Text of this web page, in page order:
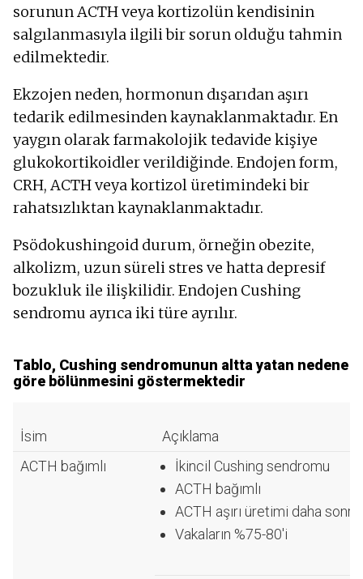
sorunun ACTH veya kortizolün kendisinin
salgılanmasıyla ilgili bir sorun olduğu tahmin
edilmektedir.
Ekzojen neden, hormonun dışarıdan aşırı
tedarik edilmesinden kaynaklanmaktadır. En
yaygın olarak farmakolojik tedavide kişiye
glukokortikoidler verildiğinde. Endojen form,
CRH, ACTH veya kortizol üretimindeki bir
rahatsızlıktan kaynaklanmaktadır.
Psödokushingoid durum, örneğin obezite,
alkolizm, uzun süreli stres ve hatta depresif
bozukluk ile ilişkilidir. Endojen Cushing
sendromu ayrıca iki türe ayrılır.
Tablo, Cushing sendromunun altta yatan nedene
göre bölünmesini göstermektedir
İsim
Açıklama
ACTH bağımlı
İkincil Cushing sendromu
ACTH bağımlı
ACTH aşırı üretimi daha
Vakaların %75-80'i